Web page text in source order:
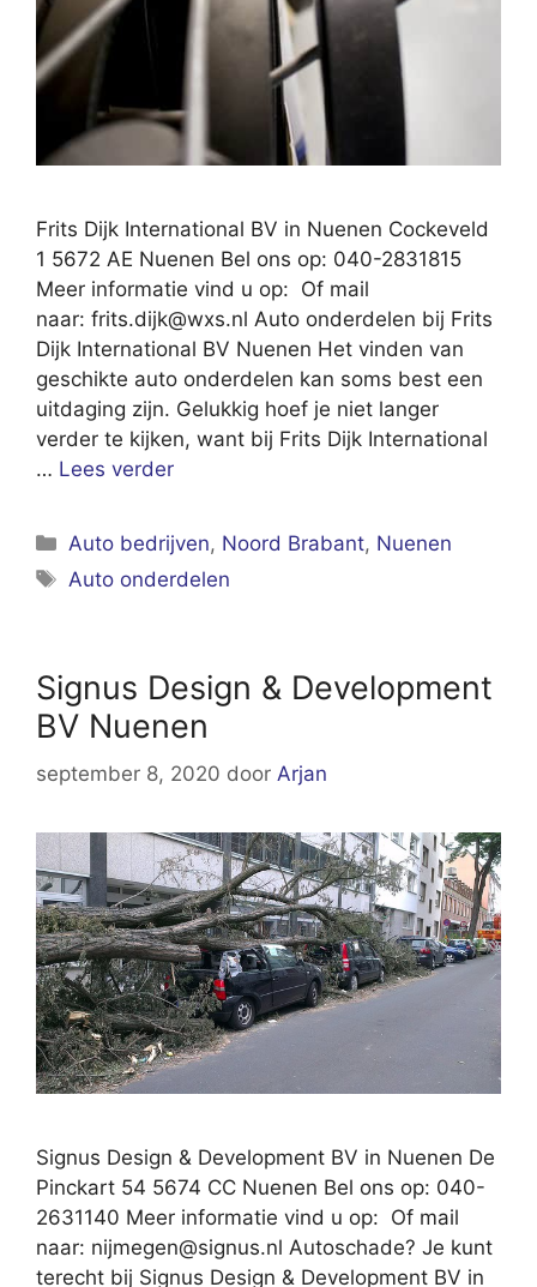
Frits Dijk International BV in Nuenen Cockeveld
1 5672 AE Nuenen Bel ons op: 040-2831815
Meer informatie vind u op: Of mail
naar: frits.dijk@wxs.nl Auto onderdelen bij Frits
Dijk International BV Nuenen Het vinden van
geschikte auto onderdelen kan soms best een
uitdaging zijn. Gelukkig hoef je niet langer
verder te kijken, want bij Frits Dijk International
… Lees verder
Categorieën
Auto bedrijven, Noord Brabant, Nuenen
Tags
Auto onderdelen
Signus Design & Development
BV Nuenen
september 8, 2020 door Arjan
Signus Design & Development BV in Nuenen De
Pinckart 54 5674 CC Nuenen Bel ons op: 040-
2631140 Meer informatie vind u op: Of mail
naar: nijmegen@signus.nl Autoschade? Je kunt
terecht bij Signus Design & Development BV in